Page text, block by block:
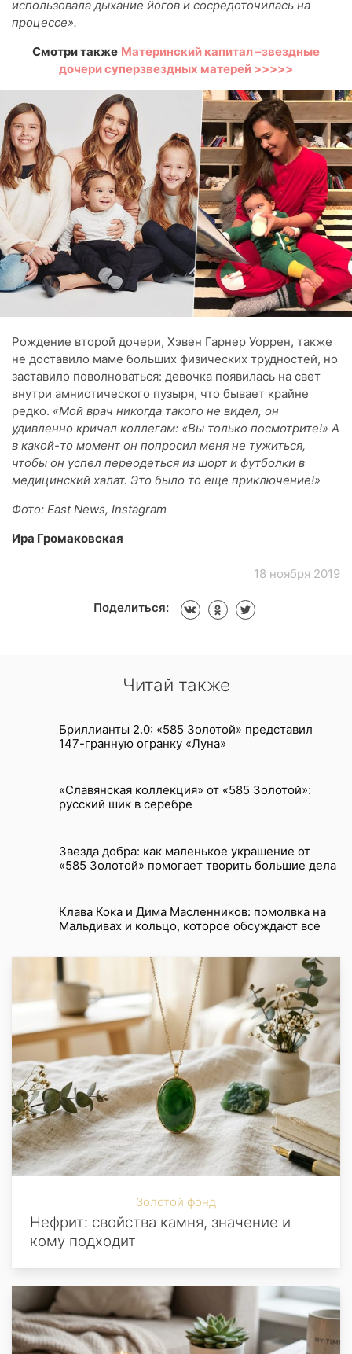
использовала дыхание йогов и сосредоточилась на
процессе».
Смотри также Материнский капитал –звездные
дочери суперзвездных матерей >>>>>
Рождение второй дочери, Хэвен Гарнер Уоррен, также
не доставило маме больших физических трудностей, но
заставило поволноваться: девочка появилась на свет
внутри амниотического пузыря, что бывает крайне
редко. «Мой врач никогда такого не видел, он
удивленно кричал коллегам: «Вы только посмотрите!» А
в какой-то момент он попросил меня не тужиться,
чтобы он успел переодеться из шорт и футболки в
медицинский халат. Это было то еще приключение!»
Фото: East News, Instagram
Ира Громаковская
18 ноября 2019
Поделиться:
Читай также
Бриллианты 2.0: «585 Золотой» представил
147-гранную огранку «Луна»
«Славянская коллекция» от «585 Золотой»:
русский шик в серебре
Звезда добра: как маленькое украшение от
«585 Золотой» помогает творить большие дела
Клава Кока и Дима Масленников: помолвка на
Мальдивах и кольцо, которое обсуждают все
Золотой фонд
Нефрит: свойства камня, значение и
кому подходит